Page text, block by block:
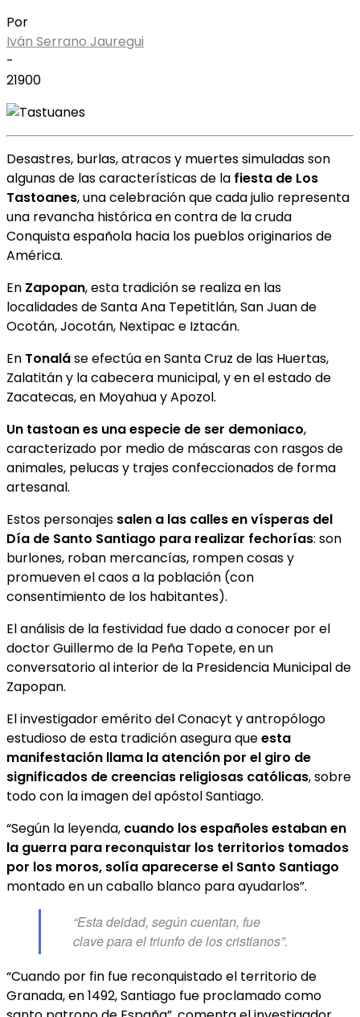
Por
Iván Serrano Jauregui
-
21900
Desastres, burlas, atracos y muertes simuladas son
algunas de las características de la fiesta de Los
Tastoanes, una celebración que cada julio representa
una revancha histórica en contra de la cruda
Conquista española hacia los pueblos originarios de
América.
En Zapopan, esta tradición se realiza en las
localidades de Santa Ana Tepetitlán, San Juan de
Ocotán, Jocotán, Nextipac e Iztacán.
En Tonaláse efectúa en Santa Cruz de las Huertas,
Zalatitán y la cabecera municipal, y en el estado de
Zacatecas, en Moyahua y Apozol.
Un tastoan es una especie de ser demoniaco,
caracterizado por medio de máscaras con rasgos de
animales, pelucas y trajes confeccionados de forma
artesanal.
Estos personajes salen a las calles en vísperas del
Día de Santo Santiago para realizar fechorías: son
burlones, roban mercancías, rompen cosas y
promueven el caos a la población (con
consentimiento de los habitantes).
El análisis de la festividad fue dado a conocer por el
doctor Guillermo de la Peña Topete, en un
conversatorio al interior de la Presidencia Municipal de
Zapopan.
El investigador emérito del Conacyt y antropólogo
estudioso de esta tradición asegura queesta
manifestación llama la atención por el giro de
significados de creencias religiosas católicas, sobre
todo con la imagen del apóstol Santiago.
“Según la leyenda, cuando los españoles estaban en
la guerra para reconquistar los territorios tomados
por los moros, solía aparecerse el Santo Santiago
montado en un caballo blanco para ayudarlos”.
“Esta deidad, según cuentan, fue
clave para el triunfo de los cristianos”.
“Cuando por fin fue reconquistado el territorio de
Granada, en 1492, Santiago fue proclamado como